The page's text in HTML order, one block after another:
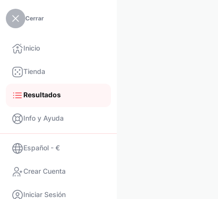
Cerrar
Inicio
Tienda
Resultados
Info y Ayuda
Español - €
Crear Cuenta
Iniciar Sesión